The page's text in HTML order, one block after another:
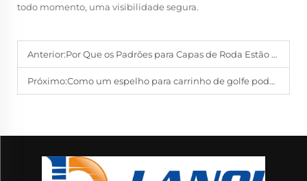
todo momento, uma visibilidade segura.
Anterior:Por Que os Padrões para Capas de Roda Estão Tornando-se Mais Importantes em Diversos Tipos de Veículos?
Próximo:Como um espelho para carrinho de golfe pode melhorar a segurança ao dirigir nos campos?